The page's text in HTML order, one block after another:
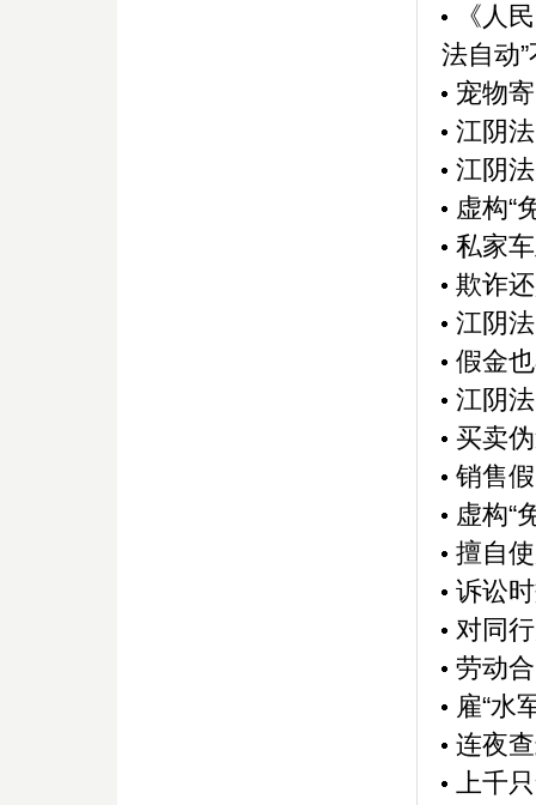
《人
法自动
宠物
江阴
江阴
虚构“
私家
欺诈
江阴
假金
江阴
买卖
销售
虚构“
擅自
诉讼
对同
劳动
雇“水
连夜
上千